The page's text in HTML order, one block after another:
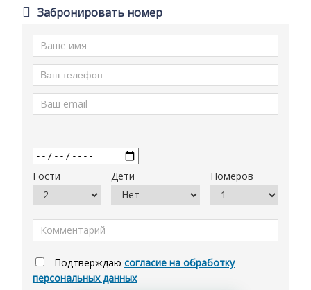
Забронировать номер
Гости Дети Номеров
Подтверждаю согласие на обработку
персональных данных